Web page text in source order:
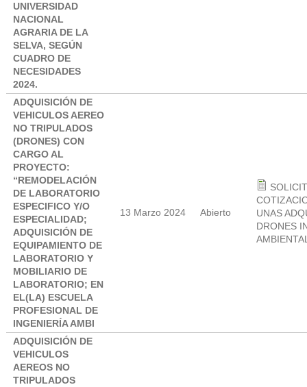
UNIVERSIDAD
NACIONAL
AGRARIA DE LA
SELVA, SEGÚN
CUADRO DE
NECESIDADES
2024.
ADQUISICIÓN DE
VEHICULOS AEREO
NO TRIPULADOS
(DRONES) CON
CARGO AL
PROYECTO:
“REMODELACIÓN
DE LABORATORIO
ESPECIFICO Y/O
ESPECIALIDAD;
ADQUISICIÓN DE
EQUIPAMIENTO DE
LABORATORIO Y
MOBILIARIO DE
LABORATORIO; EN
EL(LA) ESCUELA
PROFESIONAL DE
INGENIERÍA AMBI
13 Marzo 2024 Abierto
UNAS
DRONES
ADQUISICIÓN DE
VEHICULOS
AEREOS NO
TRIPULADOS